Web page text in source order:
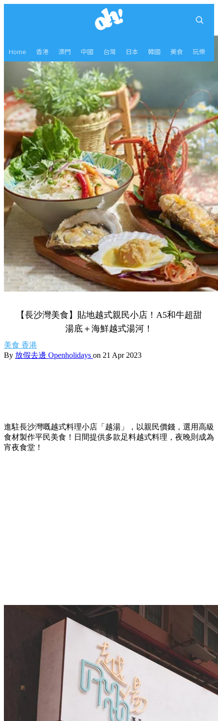
Home 香港 澳門 中國 台灣 日本 韓國 美食 玩樂
【長沙灣美食】貼地越式親民小店！A5和牛超甜
湯底＋海鮮越式湯河！
美食 香港
By 放假去邊 Openholidays on 21 Apr 2023
進駐長沙灣嘅越式料理小店「越湯」，以親民價錢，選用高級
食材製作平民美食！日間提供多款足料越式料理，夜晚則成為
宵夜食堂！